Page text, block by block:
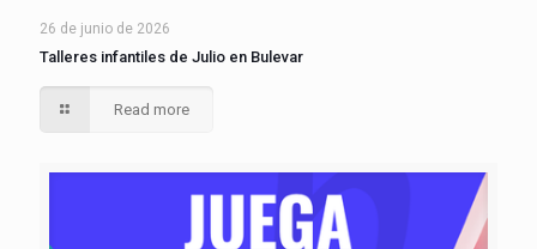
26 de junio de 2026
Talleres infantiles de Julio en Bulevar
Read more